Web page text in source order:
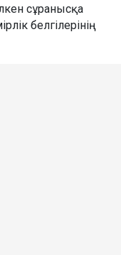
сұранысқа
белгілерінің